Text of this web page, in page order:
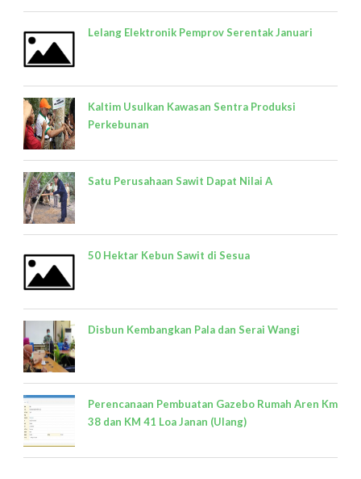
Lelang Elektronik Pemprov Serentak Januari
Kaltim Usulkan Kawasan Sentra Produksi
Perkebunan
Satu Perusahaan Sawit Dapat Nilai A
50 Hektar Kebun Sawit di Sesua
Disbun Kembangkan Pala dan Serai Wangi
Perencanaan Pembuatan Gazebo Rumah Aren Km
38 dan KM 41 Loa Janan (Ulang)